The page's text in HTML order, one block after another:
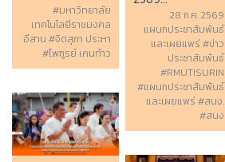
#มหาวิทยาลัย
เทคโนโลยีราชมงคล
อีสาน #จิตสุภา ประหา
#ไพฑูรย์ เคนท้าว
28 ก.ค. 2569
แผนกประชาสัมพันธ์
และเผยแพร่ #ข่าว
ประชาสัมพันธ์
#RMUTISURIN
#แผนกประชาสัมพันธ์
และเผยแพร่ #สนง.
#สนง